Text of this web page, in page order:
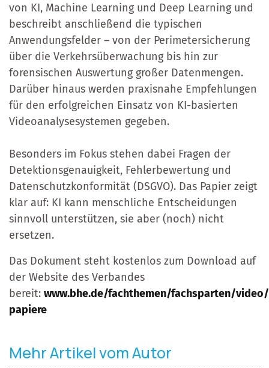
von KI, Machine Learning und Deep Learning und
beschreibt anschließend die typischen
Anwendungsfelder – von der Perimetersicherung
über die Verkehrsüberwachung bis hin zur
forensischen Auswertung großer Datenmengen.
Darüber hinaus werden praxisnahe Empfehlungen
für den erfolgreichen Einsatz von KI-basierten
Videoanalysesystemen gegeben.
Besonders im Fokus stehen dabei Fragen der
Detektionsgenauigkeit, Fehlerbewertung und
Datenschutzkonformität (DSGVO). Das Papier zeigt
klar auf: KI kann menschliche Entscheidungen
sinnvoll unterstützen, sie aber (noch) nicht
ersetzen.
Das Dokument steht kostenlos zum Download auf
der Website des Verbandes
bereit: www.bhe.de/fachthemen/fachsparten/
papiere
Mehr Artikel vom Autor